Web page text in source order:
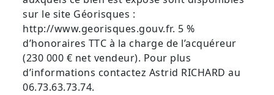
sur le site Géorisques :
http://www.georisques.gouv.fr. 5 %
d’honoraires TTC à la charge de l’acquéreur
(230 000 € net vendeur). Pour plus
d’informations contactez Astrid RICHARD au
06.73.63.73.74.